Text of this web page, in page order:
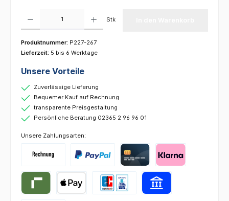
Stk
Produktnummer: P227-267
Lieferzeit: 5 bis 6 Werktage
Unsere Vorteile
Zuverlässige Lieferung
Bequemer Kauf auf Rechnung
transparente Preisgestaltung
Persönliche Beratung 02365 2 96 96 01
Unsere Zahlungsarten: